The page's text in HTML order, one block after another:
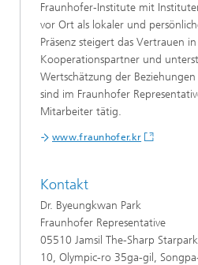
Fraunhofer-Institute mit
vor Ort als lokaler und
Präsenz steigert das Vertrauen
Kooperationspartner und
Wertschätzung der
sind im Fraunhofer
Mitarbeiter tätig.
www.fraunhofer.kr
Kontakt
Dr. Byeungkwan Park
Fraunhofer Representative
05510 Jamsil The-Sharp
10, Olympic-ro 35ga-gil,